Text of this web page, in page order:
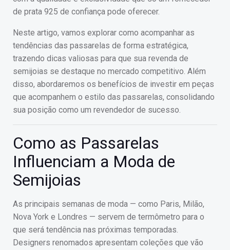
de prata 925 de confiança pode oferecer.
Neste artigo, vamos explorar como acompanhar as
tendências das passarelas de forma estratégica,
trazendo dicas valiosas para que sua revenda de
semijoias se destaque no mercado competitivo. Além
disso, abordaremos os benefícios de investir em peças
que acompanhem o estilo das passarelas, consolidando
sua posição como um revendedor de sucesso.
Como as Passarelas
Influenciam a Moda de
Semijoias
As principais semanas de moda — como Paris, Milão,
Nova York e Londres — servem de termômetro para o
que será tendência nas próximas temporadas.
Designers renomados apresentam coleções que vão